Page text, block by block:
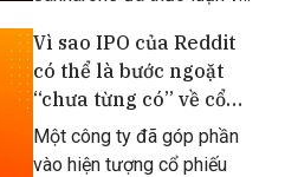
lớn nhất từ đầu năm 2024
đến nay.
Vì sao IPO của Reddit
có thể là bước ngoặt
“chưa từng có” về cổ
phiếu meme?
Một công ty đã góp phần
vào hiện tượng cổ phiếu